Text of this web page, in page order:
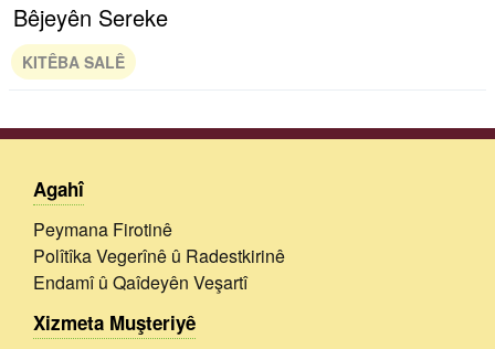
Bêjeyên Sereke
KITÊBA SALÊ
Agahî
Peymana Firotinê
Polîtîka Vegerînê û Radestkirinê
Endamî û Qaîdeyên Veşartî
Xizmeta Muşteriyê